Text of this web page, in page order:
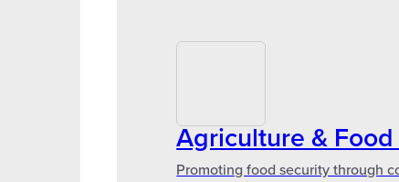
Agriculture &
Promoting food security through